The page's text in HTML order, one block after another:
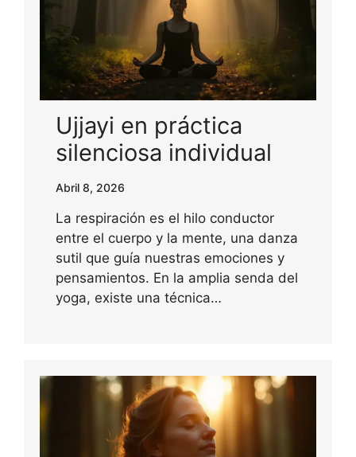
Ujjayi en práctica
silenciosa individual
Abril 8, 2026
La respiración es el hilo conductor
entre el cuerpo y la mente, una danza
sutil que guía nuestras emociones y
pensamientos. En la amplia senda del
yoga, existe una técnica…